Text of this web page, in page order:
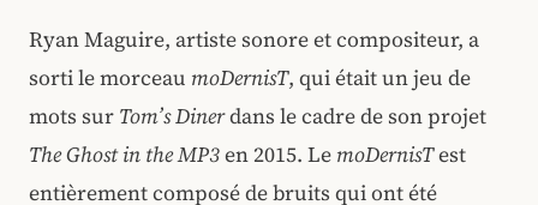
Ryan Maguire, artiste sonore et compositeur, a
sorti le morceau moDernisT, qui était un jeu de
mots sur Tom’s Dinerdans le cadre de son projet
The Ghost in the MP3en 2015. Le moDernisTest
entièrement composé de bruits qui ont été